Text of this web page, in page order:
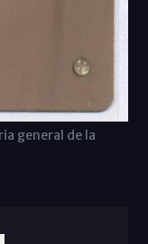
general de la